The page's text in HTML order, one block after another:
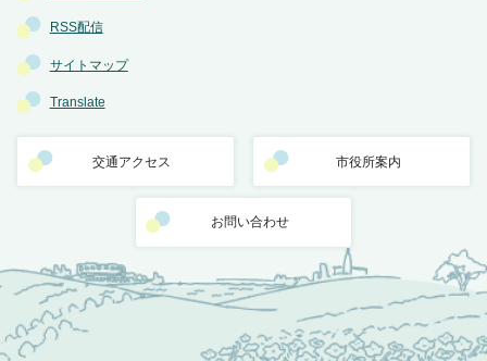
RSS配信
サイトマップ
Translate
交通アクセス 市役所案内
お問い合わせ